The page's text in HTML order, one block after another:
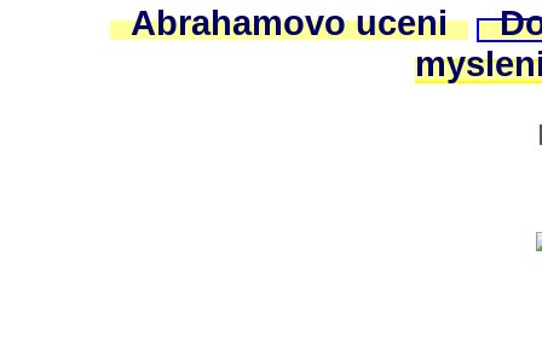
Abrahamovo uceni